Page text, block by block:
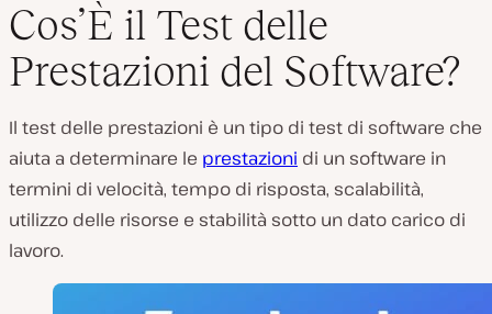
Cos’È il Test delle
Prestazioni del Software?
Il test delle prestazioni è un tipo di test di software che
aiuta a determinare le prestazioni di un software in
termini di velocità, tempo di risposta, scalabilità,
utilizzo delle risorse e stabilità sotto un dato carico di
lavoro.